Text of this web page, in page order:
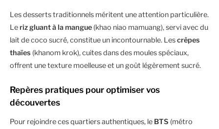
Les desserts traditionnels méritent une attention particulière.
Le riz gluant à la mangue (khao niao mamuang), servi avec du
lait de coco sucré, constitue un incontournable. Lescrêpes
thaïes (khanom krok), cuites dans des moules spéciaux,
offrent une texture moelleuse et un goût légèrement sucré.
Repères pratiques pour optimiser vos
découvertes
Pour rejoindre ces quartiers authentiques, le BTS (métro